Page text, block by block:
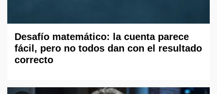
Desafío matemático: la cuenta parece
fácil, pero no todos dan con el resultado
correcto